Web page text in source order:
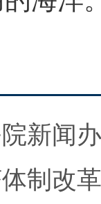
新闻
制改